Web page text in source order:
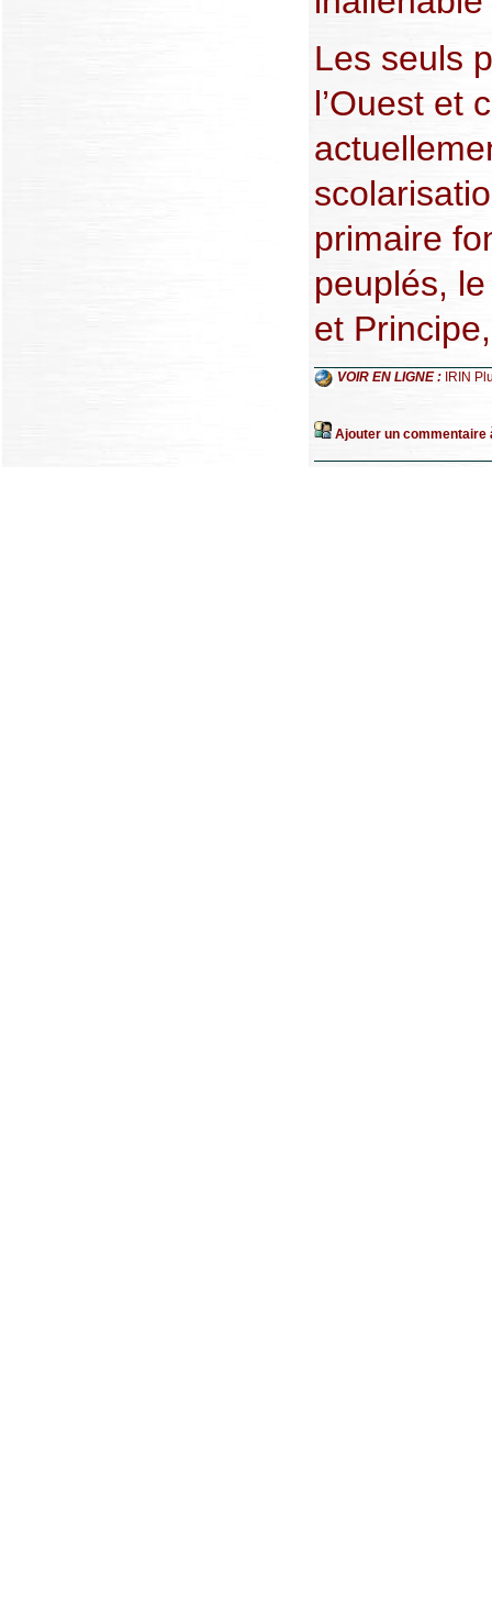
Les seuls
l’Ouest et
primaire
peuplés,
et
VOIR EN LIGNE : IRIN
Ajouter un commentaire